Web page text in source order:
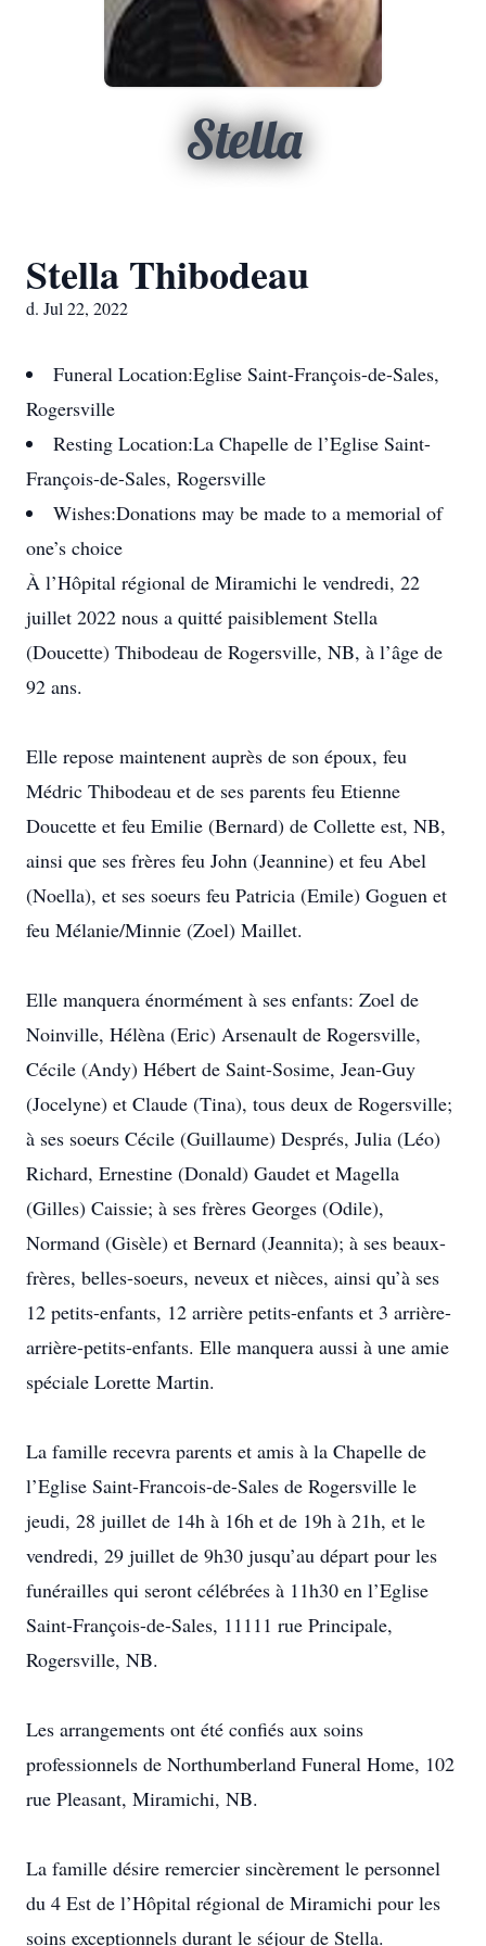
Stella
Stella Thibodeau
d. Jul 22, 2022
Funeral Location:Eglise Saint-François-de-Sales,
Rogersville
Resting Location:La Chapelle de l’Eglise Saint-
François-de-Sales, Rogersville
Wishes:Donations may be made to a memorial of
one’s choice
À l’Hôpital régional de Miramichi le vendredi, 22
juillet 2022 nous a quitté paisiblement Stella
(Doucette) Thibodeau de Rogersville, NB, à l’âge de
92 ans.
Elle repose maintenent auprès de son époux, feu
Médric Thibodeau et de ses parents feu Etienne
Doucette et feu Emilie (Bernard) de Collette est, NB,
ainsi que ses frères feu John (Jeannine) et feu Abel
(Noella), et ses soeurs feu Patricia (Emile) Goguen et
feu Mélanie/Minnie (Zoel) Maillet.
Elle manquera énormément à ses enfants: Zoel de
Noinville, Hélèna (Eric) Arsenault de Rogersville,
Cécile (Andy) Hébert de Saint-Sosime, Jean-Guy
(Jocelyne) et Claude (Tina), tous deux de Rogersville;
à ses soeurs Cécile (Guillaume) Després, Julia (Léo)
Richard, Ernestine (Donald) Gaudet et Magella
(Gilles) Caissie; à ses frères Georges (Odile),
Normand (Gisèle) et Bernard (Jeannita); à ses beaux-
frères, belles-soeurs, neveux et nièces, ainsi qu’à ses
12 petits-enfants, 12 arrière petits-enfants et 3 arrière-
arrière-petits-enfants. Elle manquera aussi à une amie
spéciale Lorette Martin.
La famille recevra parents et amis à la Chapelle de
l’Eglise Saint-Francois-de-Sales de Rogersville le
jeudi, 28 juillet de 14h à 16h et de 19h à 21h, et le
vendredi, 29 juillet de 9h30 jusqu’au départ pour les
funérailles qui seront célébrées à 11h30 en l’Eglise
Saint-François-de-Sales, 11111 rue Principale,
Rogersville, NB.
Les arrangements ont été confiés aux soins
professionnels de Northumberland Funeral Home, 102
rue Pleasant, Miramichi, NB.
La famille désire remercier sincèrement le personnel
du 4 Est de l’Hôpital régional de Miramichi pour les
soins exceptionnels durant le séjour de Stella.